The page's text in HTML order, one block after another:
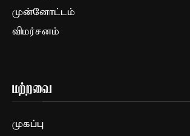
முன்னோட்டம்
விமர்சனம்
மற்றவை
முகப்பு